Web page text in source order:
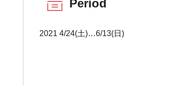
Period
2021 4/24(土)…6/13(日)